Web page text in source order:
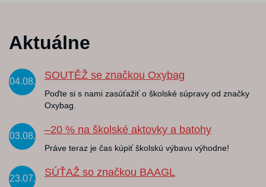
Aktuálne
04.08.
SOUTĚŽ se značkou Oxybag
Poďte si s nami zasúťažiť o školské súpravy od značky
Oxybag.
03.08.
–20 % na školské aktovky a batohy
Práve teraz je čas kúpiť školskú výbavu výhodne!
23.07.
SÚŤAŽ so značkou BAAGL